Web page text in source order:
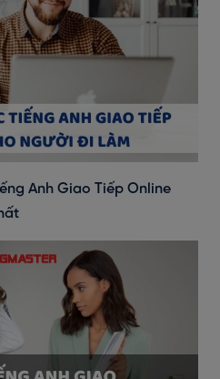
Anh Giao Tiếp Online